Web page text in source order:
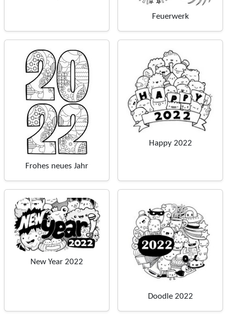
Feuerwerk
Frohes neues Jahr
Happy 2022
New Year 2022
Doodle 2022